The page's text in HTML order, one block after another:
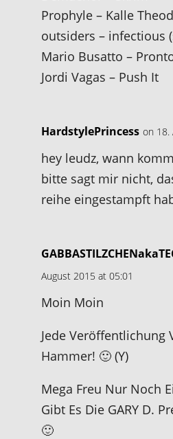
Prophyle – Kalle
outsiders – infectious
Mario Busatto –
Jordi Vagas – Push It
HardstylePrincess on 18.
hey leudz, wann
bitte sagt mir nicht,
reihe eingestampft
August 2015 at 05:01
Moin Moin
Jede Veröffentlichung
Hammer! 🙂 (Y)
Mega Freu Nur Noch
Gibt Es Die GARY D.
🙂